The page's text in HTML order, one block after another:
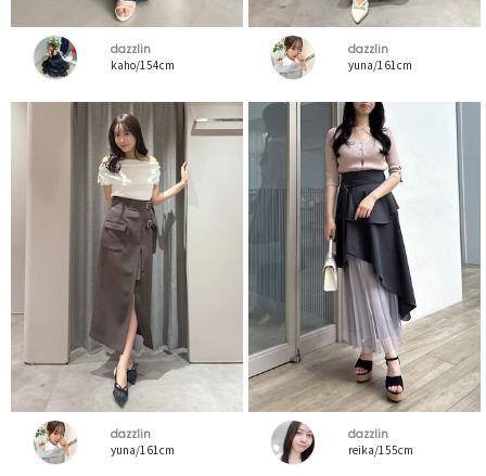
dazzlin
kaho/154cm
dazzlin
yuna/161cm
dazzlin
yuna/161cm
dazzlin
reika/155cm